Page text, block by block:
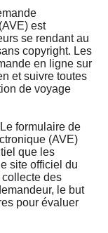
est
se rendant au
copyright. Les
en ligne sur
et suivre toutes
de voyage
formulaire de
(AVE)
que les
site officiel du
des
le but
pour évaluer